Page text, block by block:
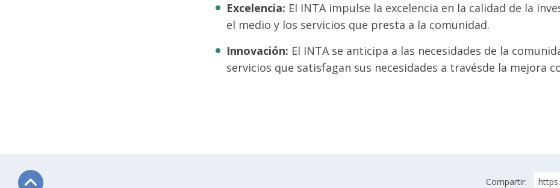
Excelencia: El INTA impulse la excelencia en la calidad de la
el medio y los servicios que presta a la comunidad.
Innovación: El INTA se anticipa a las necesidades de la
servicios que satisfagan sus necesidades a travésde la mejora
Compartir: